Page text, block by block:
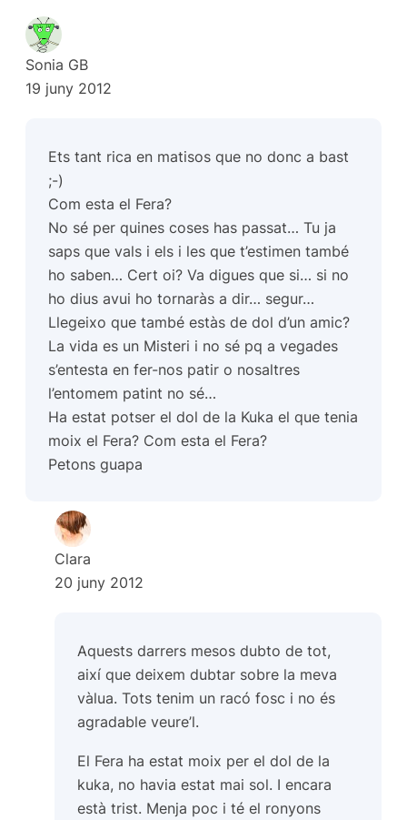
Sonia GB
19 juny 2012
Ets tant rica en matisos que no donc a bast
;-)
Com esta el Fera?
No sé per quines coses has passat… Tu ja
saps que vals i els i les que t’estimen també
ho saben… Cert oi? Va digues que si… si no
ho dius avui ho tornaràs a dir… segur…
Llegeixo que també estàs de dol d’un amic?
La vida es un Misteri i no sé pq a vegades
s’entesta en fer-nos patir o nosaltres
l’entomem patint no sé…
Ha estat potser el dol de la Kuka el que tenia
moix el Fera? Com esta el Fera?
Petons guapa
Clara
20 juny 2012
Aquests darrers mesos dubto de tot,
així que deixem dubtar sobre la meva
vàlua. Tots tenim un racó fosc i no és
agradable veure’l.
El Fera ha estat moix per el dol de la
kuka, no havia estat mai sol. I encara
està trist. Menja poc i té el ronyons